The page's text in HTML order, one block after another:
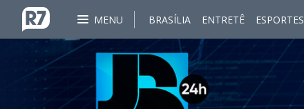
MENU BRASÍLIA ENTRETÊ ESPORTES